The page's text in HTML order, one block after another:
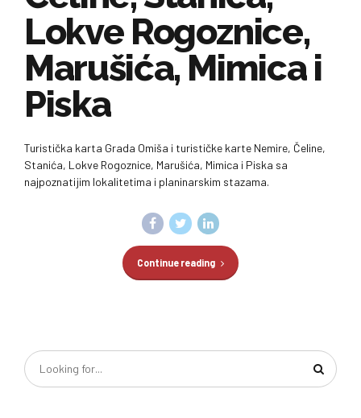
Lokve Rogoznice,
Marušića, Mimica i
Piska
Turistička karta Grada Omiša i turističke karte Nemire, Čeline,
Stanića, Lokve Rogoznice, Marušića, Mimica i Piska sa
najpoznatijim lokalitetima i planinarskim stazama.
Continue reading